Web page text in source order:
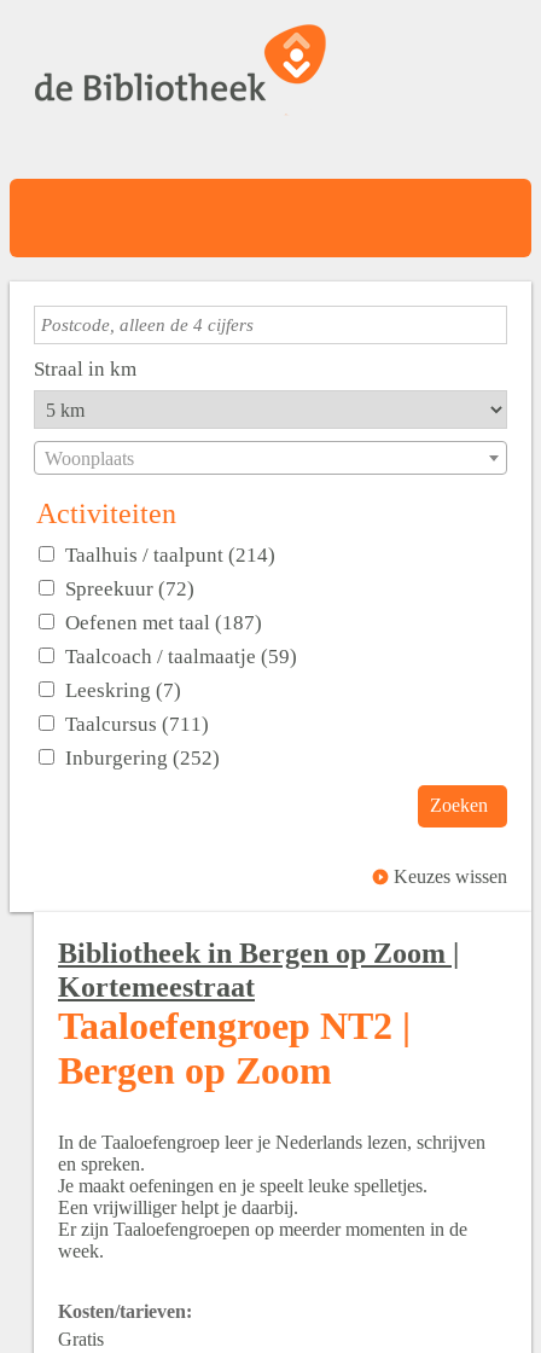
Straal in km
Woonplaats
Activiteiten
Taalhuis / taalpunt (214)
Spreekuur (72)
Oefenen met taal (187)
Taalcoach / taalmaatje (59)
Leeskring (7)
Taalcursus (711)
Inburgering (252)
Zoeken
Keuzes wissen
Bibliotheek in Bergen op Zoom |
Kortemeestraat
Taaloefengroep NT2 |
Bergen op Zoom
In de Taaloefengroep leer je Nederlands lezen, schrijven
en spreken.
Je maakt oefeningen en je speelt leuke spelletjes.
Een vrijwilliger helpt je daarbij.
Er zijn Taaloefengroepen op meerder momenten in de
week.
Kosten/tarieven:
Gratis